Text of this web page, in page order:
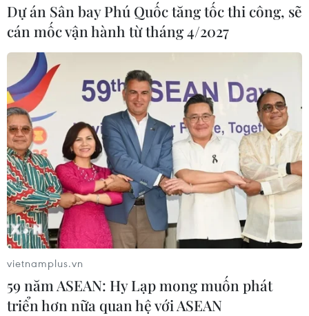
Dự án Sân bay Phú Quốc tăng tốc thi công, sẽ
cán mốc vận hành từ tháng 4/2027
vietnamplus.vn
59 năm ASEAN: Hy Lạp mong muốn phát
triển hơn nữa quan hệ với ASEAN